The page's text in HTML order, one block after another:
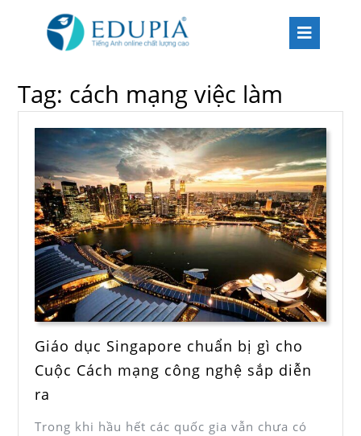
Tag: cách mạng việc làm
Giáo dục Singapore chuẩn bị gì cho
Cuộc Cách mạng công nghệ sắp diễn
ra
Trong khi hầu hết các quốc gia vẫn chưa có